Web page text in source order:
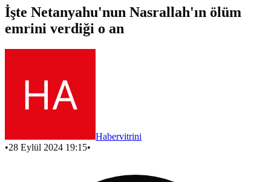
İşte Netanyahu'nun Nasrallah'ın ölüm
emrini verdiği o an
Habervitrini
•28 Eylül 2024 19:15•